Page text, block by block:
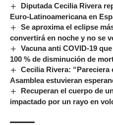
Diputada Cecilia Rivera
Euro-Latinoamericana en
Se aproxima el eclipse
convertirá en noche y no se
Vacuna anti COVID-19
100 % de disminución de
Cecilia Rivera: “Pareciera
Asamblea estuvieran
Recuperan el cuerpo de
impactado por un rayo en